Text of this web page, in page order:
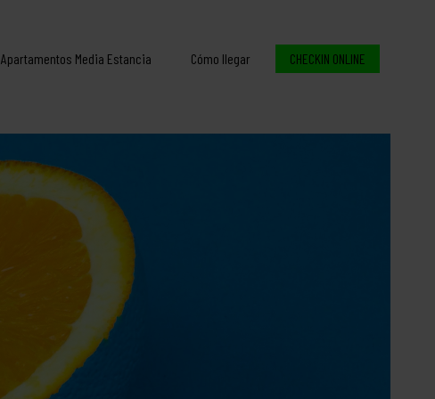
Apartamentos Media Estancia Cómo llegar CHECKIN ONLINE